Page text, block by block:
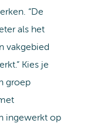
“De
als het
vakgebied
Kies je
groep
ingewerkt op